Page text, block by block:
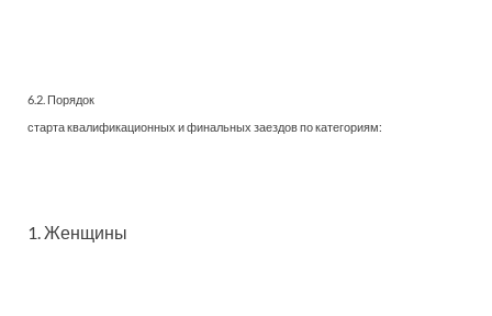
6.2. Порядок
старта квалификационных и финальных заездов по категориям:
1. Женщины